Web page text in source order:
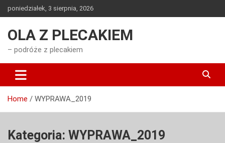
to
poniedziałek, 3 sierpnia, 2026
OLA Z PLECAKIEM
– podróże z plecakiem
Home WYPRAWA_2019
Kategoria: WYPRAWA_2019